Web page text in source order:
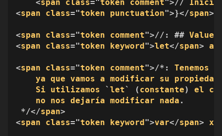
    <
span class="token comment">//
<span class="token punctuation">}</span>
<span class="token comment">//: ## Value
<span class="token keyword ">let</span>
<span class="token comment">/*: Tenemos
ya que vamos a modificar su propiedad
Si utilizamos `let ` ( constante) el
no
nos dejaría modificar nada .
*/</span>
<span class="token keyword ">var</span>